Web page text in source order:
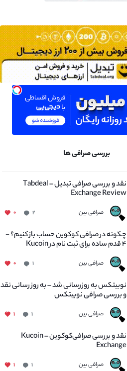
بررسی صرافی ها
نقد و بررسی صرافی تبدیل – Tabdeal
Exchange Review
صرافی بین ۲ ۰
چگونه در صرافی کوکوین حساب باز کنیم؟ -
۴ قدم ساده برای ثبت نام در Kucoin
صرافی بین ۱ ۰
نوبیتکس به روزرسانی شد – به روز رسانی نقد
و بررسی صرافی نوبیتکس
صرافی بین ۱ ۱
نقد و بررسی صرافی‌کوکوین – Kucoin
Exchange
صرافی بین ۱ ۱